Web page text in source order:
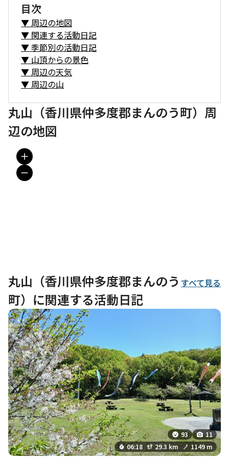
目次
▼ 周辺の地図
▼ 関連する活動日記
▼季節別の活動日記
▼ 山頂からの景色
▼ 周辺の天気
▼ 周辺の山
丸山（香川県仲多度郡まんのう町）周
辺の地図
丸山（香川県仲多度郡まんのう
町）に関連する活動日記
すべて見る
93
11
06:18
29.3 km 1149 m